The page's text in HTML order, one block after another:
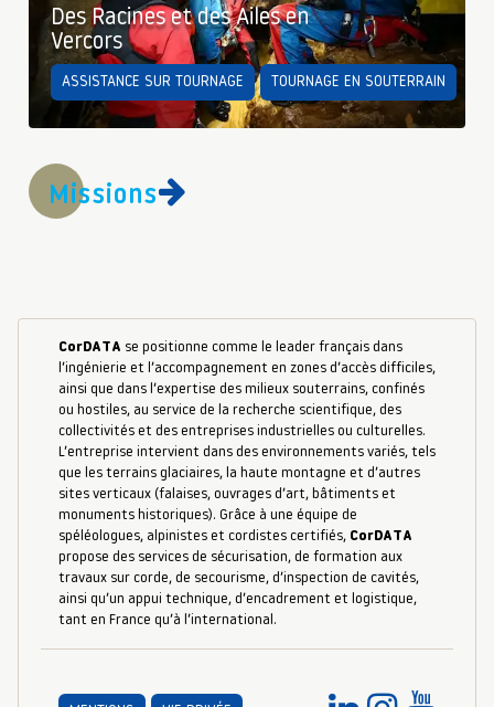
Des Racines et des Ailes en
Vercors
ASSISTANCE SUR TOURNAGE TOURNAGE EN SOUTERRAIN
Missions
CorDATA se positionne comme le leader français dans
l’ingénierie et l’accompagnement en zones d’accès difficiles,
ainsi que dans l’expertise des milieux souterrains, confinés
ou hostiles, au service de la recherche scientifique, des
collectivités et des entreprises industrielles ou culturelles.
L’entreprise intervient dans des environnements variés, tels
que les terrains glaciaires, la haute montagne et d’autres
sites verticaux (falaises, ouvrages d’art, bâtiments et
monuments historiques). Grâce à une équipe de
spéléologues, alpinistes et cordistes certifiés, CorDATA
propose des services de sécurisation, de formation aux
travaux sur corde, de secourisme, d’inspection de cavités,
ainsi qu’un appui technique, d’encadrement et logistique,
tant en France qu’à l’international.